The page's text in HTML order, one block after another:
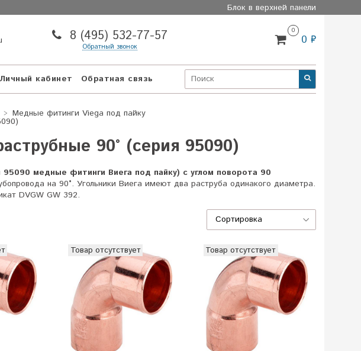
Блок в верхней панели
8 (495) 532-77-57
Обратный звонок
0
0 ₽
Личный кабинет Обратная связь
Медные фитинги Viega под пайку
90° (серия 95090)
медные фитинги Виега под пайку) с углом поворота 90
на 90°. Угольники Виега имеют два раструба одинакого диаметра.
DVGW GW 392.
Товар отсутствует Товар отсутствует